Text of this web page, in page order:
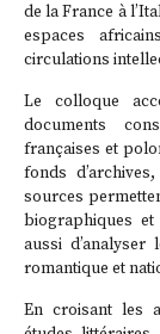
de la France à
espaces
circulations
Le colloque
documents
françaises et
fonds
sources
biographiques
aussi
romantique et
En croisant les